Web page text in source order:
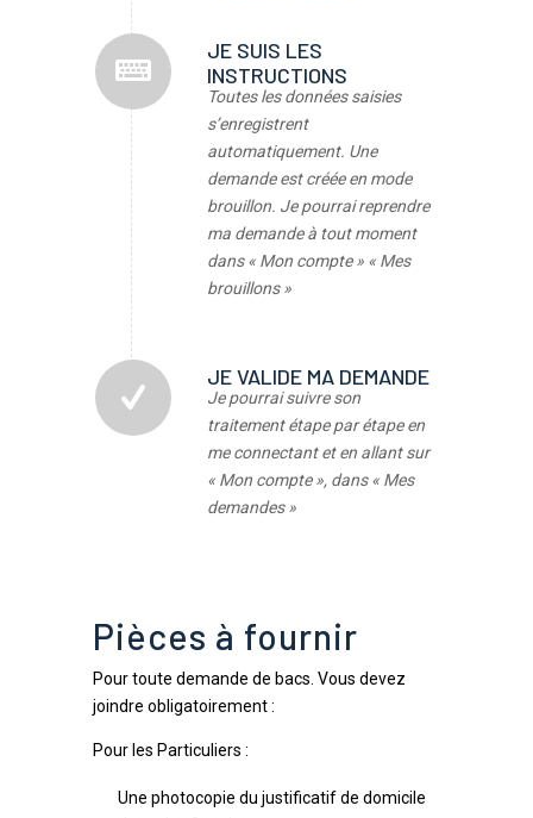
JE SUIS LES
INSTRUCTIONS
Toutes les données saisies
s’enregistrent
automatiquement. Une
demande est créée en mode
brouillon. Je pourrai reprendre
ma demande à tout moment
dans « Mon compte » « Mes
brouillons »
JE VALIDE MA DEMANDE
Je pourrai suivre son
traitement étape par étape en
me connectant et en allant sur
« Mon compte », dans « Mes
demandes »
Pièces à fournir
Pour toute demande de bacs. Vous devez
joindre obligatoirement :
Pour les Particuliers :
Une photocopie du justificatif de domicile